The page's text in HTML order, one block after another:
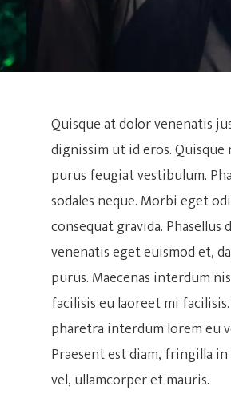
Quisque at dolor venenatis
dignissim ut id eros.
purus feugiat vestibulum.
sodales neque. Morbi eget
consequat gravida. Phasellus
venenatis eget euismod et,
purus. Maecenas interdum
facilisis eu laoreet mi
pharetra interdum lorem eu
Praesent est diam, fringilla
vel, ullamcorper et mauris.